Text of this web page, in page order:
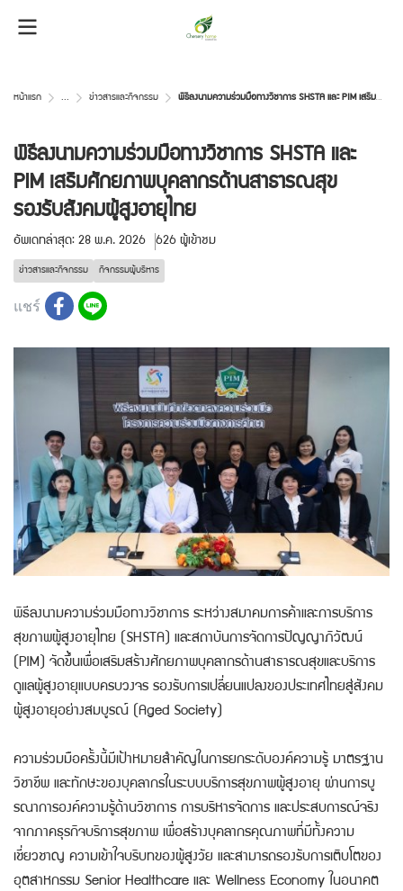
หน้าแรก ... ข่าวสารและกิจกรรม พิธีลงนามความร่วมมือทางวิชาการ SHSTA และ PIM เสริมศักยภาพบุคลากรด้านสาธารณสุข รองรับสังคมผู้สูงอายุไทย
พิธีลงนามความร่วมมือทางวิชาการ SHSTA และ
PIM เสริมศักยภาพบุคลากรด้านสาธารณสุข
รองรับสังคมผู้สูงอายุไทย
อัพเดทล่าสุด: 28 พ.ค. 2026 626 ผู้เข้าชม
ข่าวสารและกิจกรรม กิจกรรมผู้บริหาร
แชร์
พิธีลงนามความร่วมมือทางวิชาการ ระหว่างสมาคมการค้าและการบริการ
สุขภาพผู้สูงอายุไทย (SHSTA) และสถาบันการจัดการปัญญาภิวัฒน์
(PIM) จัดขึ้นเพื่อเสริมสร้างศักยภาพบุคลากรด้านสาธารณสุขและบริการ
ดูแลผู้สูงอายุแบบครบวงจร รองรับการเปลี่ยนแปลงของประเทศไทยสู่สังคม
ผู้สูงอายุอย่างสมบูรณ์ (Aged Society)
ความร่วมมือครั้งนี้มีเป้าหมายสำคัญในการยกระดับองค์ความรู้ มาตรฐาน
วิชาชีพ และทักษะของบุคลากรในระบบบริการสุขภาพผู้สูงอายุ ผ่านการบู
รณาการองค์ความรู้ด้านวิชาการ การบริหารจัดการ และประสบการณ์จริง
จากภาคธุรกิจบริการสุขภาพ เพื่อสร้างบุคลากรคุณภาพที่มีทั้งความ
เชี่ยวชาญ ความเข้าใจบริบทของผู้สูงวัย และสามารถรองรับการเติบโตของ
อุตสาหกรรม Senior Healthcare และ Wellness Economy ในอนาคต